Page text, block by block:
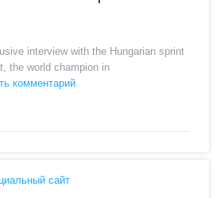
interview with the Hungarian sprint
the world champion in
комментарий
сайт